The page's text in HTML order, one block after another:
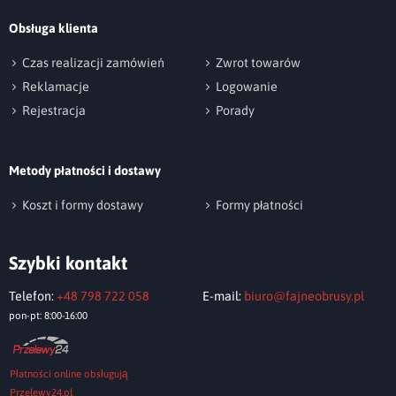
Wyślij opinię
Obsługa klienta
Czas realizacji zamówień
Zwrot towarów
Reklamacje
Logowanie
Rejestracja
Porady
Metody płatności i dostawy
Koszt i formy dostawy Formy płatności
Szybki kontakt
Telefon: +48 798 722 058
pon-pt: 8:00-16:00
E-mail: biuro@fajneobrusy.pl
Płatności online obsługują
Przelewy24.pl